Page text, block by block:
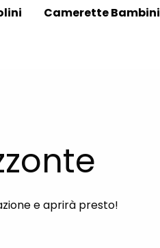
Camerette Bambini
e aprirà presto!